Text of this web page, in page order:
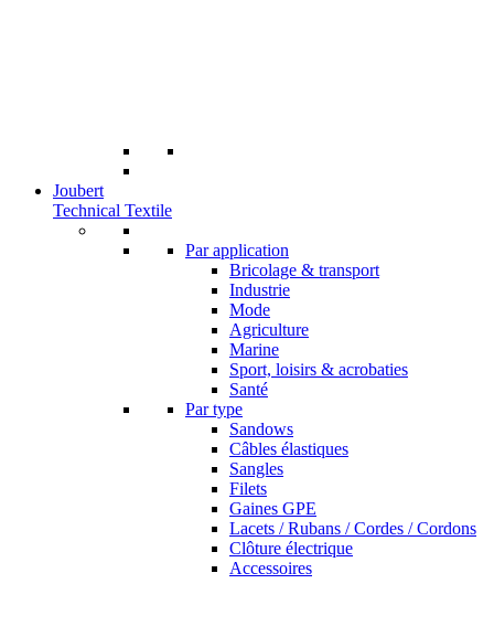
Joubert
Technical Textile
Par application
Bricolage & transport
Industrie
Mode
Agriculture
Marine
Sport, loisirs & acrobaties
Santé
Par type
Sandows
Câbles élastiques
Sangles
Filets
Gaines GPE
Lacets / Rubans / Cordes / Cordons
Clôture électrique
Accessoires